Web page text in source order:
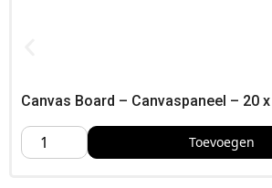
Canvas Board – Canvaspaneel – 20
Toevoegen